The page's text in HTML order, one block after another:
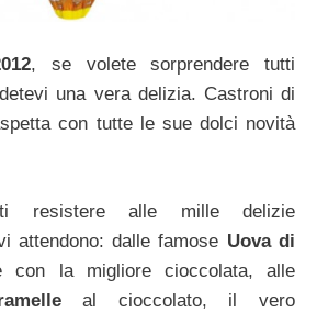
, se volete sorprendere tutti
una vera delizia. Castroni di
con tutte le sue dolci novità
resistere alle mille delizie
attendono: dalle famose Uova di
con la migliore cioccolata, alle
al cioccolato, il vero